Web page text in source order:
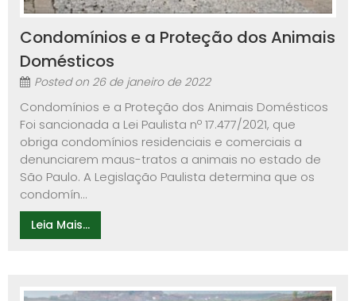
Condomínios e a Proteção dos Animais
Domésticos
Posted on 26 de janeiro de 2022
Condomínios e a Proteção dos Animais Domésticos
Foi sancionada a Lei Paulista nº 17.477/2021, que
obriga condomínios residenciais e comerciais a
denunciarem maus-tratos a animais no estado de
São Paulo. A Legislação Paulista determina que os
condomín...
Leia Mais...